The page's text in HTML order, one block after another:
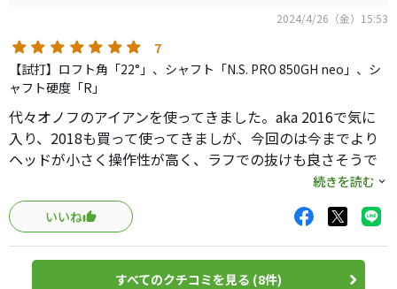
2024/4/26（金）15:53
7
【試打】ロフト角「22°」、シャフト「N.S. PRO 850GH neo」、シ
ャフト硬度「R」
代々オノフのアイアンを使ってきました。aka 2016で気に
入り、2018も買って使ってきましが、今回のは今までより
ヘッドが小さく操作性が高く、ラフでの抜けも良さそうで
950NEOは思った以上に硬いので、850がおすすめです。
続きを読む
いいね
すべてのクチコミを見る (8件)